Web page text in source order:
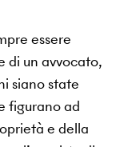
essere
di un avvocato,
siano state
figurano ad
e della